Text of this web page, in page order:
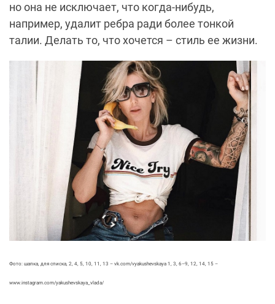
но она не исключает, что когда-нибудь,
например, удалит ребра ради более тонкой
талии. Делать то, что хочется – стиль ее жизни.
Фото: шапка, для списка, 2, 4, 5, 10, 11, 13 – vk.com/vyakushevskaya 1, 3, 6–9, 12, 14, 15 –
www.instagram.com/yakushevskaya_vlada/